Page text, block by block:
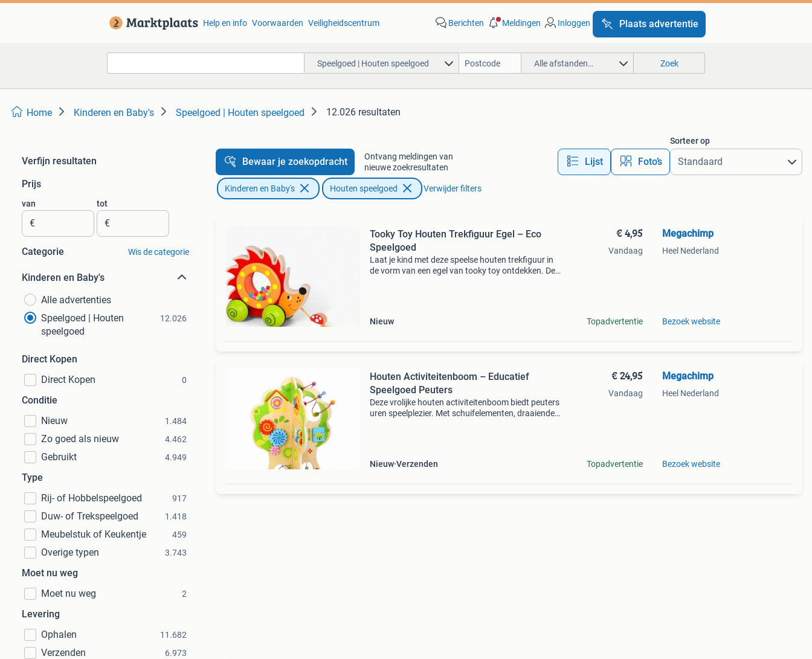
Help en info Voorwaarden Veiligheidscentrum Berichten Meldingen Inloggen Plaats advertentie
Speelgoed | Houten speelgoed Alle afstanden… Zoek
Home Kinderen en Baby's Speelgoed | Houten speelgoed 12.026 resultaten
Verfijn resultaten
Prijs
van
€
tot
€
Categorie Wis de categorie
Kinderen en Baby's
Alle advertenties
Speelgoed | Houten
speelgoed
12.026
Direct Kopen
Direct Kopen
0
Conditie
Nieuw
1.484
Zo goed als nieuw 4.462
Gebruikt 4.949
Type
Rij- of Hobbelspeelgoed
917
Duw- of Trekspeelgoed 1.418
Meubelstuk of Keukentje 459
Overige typen 3.743
Moet nu weg
Moet nu weg
2
Levering
Ophalen
11.682
Verzenden 6.973
Bewaar je zoekopdracht
Ontvang meldingen van
nieuwe zoekresultaten
Lijst Foto’s
Sorteer op
Kinderen en Baby's Houten speelgoed Verwijder filters
Tooky Toy Houten Trekfiguur Egel – Eco
Speelgoed
Laat je kind met deze speelse houten trekfiguur in
de vorm van een egel van tooky toy ontdekken. De
Nieuw
€ 4,95
Vandaag
Topadvertentie
Megachimp
Heel Nederland
Bezoek website
Houten Activiteitenboom – Educatief
Speelgoed Peuters
Deze vrolijke houten activiteitenboom biedt peuters
uren speelplezier. Met schuifelementen, draaiende
Nieuw Verzenden
€ 24,95
Vandaag
Topadvertentie
Megachimp
Heel Nederland
Bezoek website